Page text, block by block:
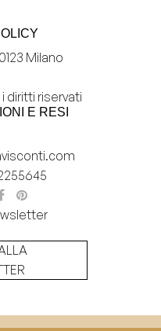
E RESI
Milano
diritti riservati